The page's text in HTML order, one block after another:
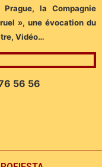
la Compagnie
», une évocation du
Vidéo…
56 56